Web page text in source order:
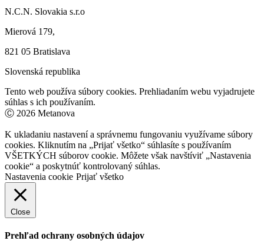
N.C.N. Slovakia s.r.o
Mierová 179,
821 05 Bratislava
Slovenská republika
Tento web používa súbory cookies. Prehliadaním webu vyjadrujete
súhlas s ich používaním.
Ⓒ 2026 Metanova
K ukladaniu nastavení a správnemu fungovaniu využívame súbory
cookies. Kliknutím na „Prijať všetko“ súhlasíte s používaním
VŠETKÝCH súborov cookie. Môžete však navštíviť „Nastavenia
cookie“ a poskytnúť kontrolovaný súhlas.
Nastavenia cookie Prijať všetko
Close
Prehľad ochrany osobných údajov